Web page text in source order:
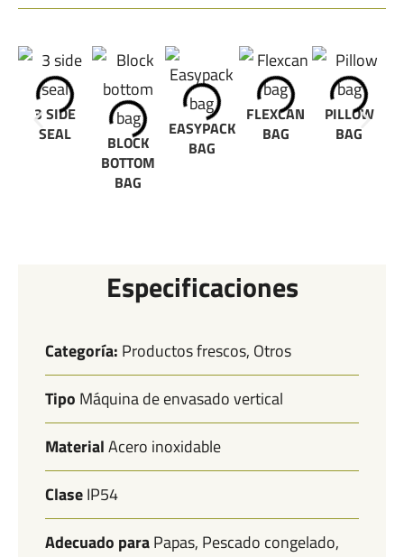
3 SIDE
SEAL
BLOCK
BOTTOM
BAG
EASYPACK
BAG
FLEXCAN
BAG
PILLOW
BAG
Especificaciones
Categoría: Productos frescos, Otros
Tipo Máquina de envasado vertical
MaterialAcero inoxidable
ClaseIP54
Adecuado paraPapas Pescado congelado